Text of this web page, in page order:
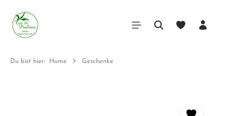
Du bist hier: Home Geschenke